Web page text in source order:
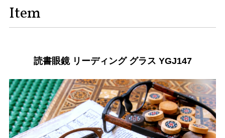
Item
読書眼鏡 リーディング グラス YGJ147